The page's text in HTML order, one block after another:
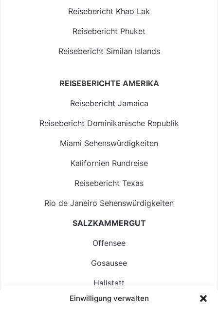
Einwilligung verwalten
Reisebericht Khao Lak
Reisebericht Phuket
Reisebericht Similan Islands
REISEBERICHTE AMERIKA
Reisebericht Jamaica
Reisebericht Dominikanische Republik
Miami Sehenswürdigkeiten
Kalifornien Rundreise
Reisebericht Texas
Rio de Janeiro Sehenswürdigkeiten
SALZKAMMERGUT
Offensee
Gosausee
Hallstatt
Langbathsee